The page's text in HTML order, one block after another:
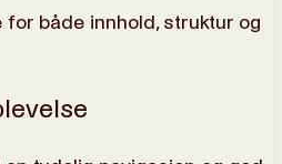
både innhold, struktur og